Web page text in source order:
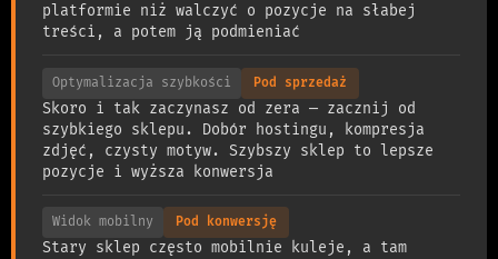
platformie niż walczyć o pozycje na słabej
treści, a potem ją podmieniać
Optymalizacja szybkości
Skoro i tak zaczynasz od zera — zacznij od
szybkiego sklepu. Dobór hostingu, kompresja
zdjęć, czysty motyw. Szybszy sklep to lepsze
pozycje i wyższa konwersja
Pod sprzedaż
Widok mobilny
Stary sklep często mobilnie kuleje, a tam
Pod konwersję